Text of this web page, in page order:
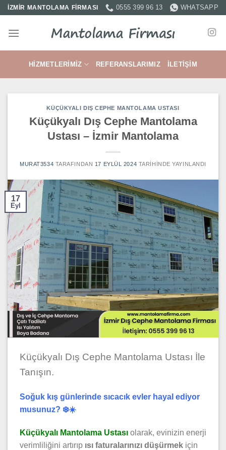
İçeriğe
İZMİR MANTOLAMA FİRMASI 0555 399 96 13 WHATSAPP
HIZMETLERIMIZ REFERANSLARIMIZ İLETIŞIM
KÜÇÜKYALI DIŞ CEPHE MANTOLAMA USTASI
Küçükyalı Dış Cephe Mantolama
Ustası – İzmir Mantolama
MURAT3534 TARAFINDAN 17 EYLÜL 2024 TARIHINDE YAYINLANDI
17
Eyl
Küçükyalı Dış Cephe Mantolama Ustası İle
Tanışın.
Soğuk kış günlerinde sıcacık evler hayal ediyor
musunuz? ❄️☀️
Küçükyalı Mantolama Ustası olarak, evinizin enerji
verimliliğini artırıp ısı faturalarınızı düşürmek için